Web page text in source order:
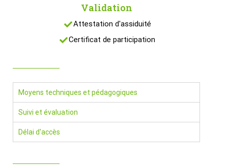
Validation
Attestation d'assiduité
Certificat de participation
Moyens techniques et pédagogiques
Suivi et évaluation
Délai d'accès